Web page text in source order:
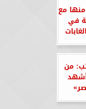
مع
في
من
أشهد